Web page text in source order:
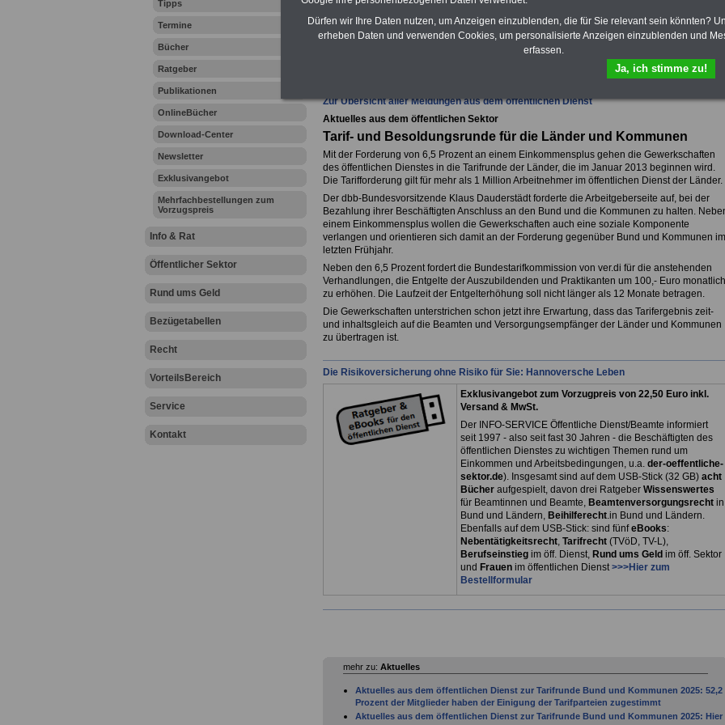
Tipps
Termine
Bücher
Ratgeber
Publikationen
OnlineBücher
Download-Center
Newsletter
Exklusivangebot
Mehrfachbestellungen zum
Vorzugspreis
Info & Rat
Öffentlicher Sektor
Rund ums Geld
Bezügetabellen
Recht
VorteilsBereich
Service
Kontakt
Ihr Berufsunfähigkeitsschutz - Für den Fall der Fälle: Hannoversche Leben
Zur Übersicht aller Meldungen aus dem öffentlichen Dienst
Aktuelles aus dem öffentlichen Sektor
Tarif- und Besoldungsrunde für die Länder und Kommunen
Mit der Forderung von 6,5 Prozent an einem Einkommensplus gehen die Gewerkschaften
des öffentlichen Dienstes in die Tarifrunde der Länder, die im Januar 2013 beginnen wird.
Die Tarifforderung gilt für mehr als 1 Million Arbeitnehmer im öffentlichen Dienst der Länder.
Der dbb-Bundesvorsitzende Klaus Dauderstädt forderte die Arbeitgeberseite auf, bei der
Bezahlung ihrer Beschäftigten Anschluss an den Bund und die Kommunen zu halten.
einem Einkommensplus wollen die Gewerkschaften auch eine soziale Komponente
verlangen und orientieren sich damit an der Forderung gegenüber Bund und Kommunen im
letzten Frühjahr.
Neben den 6,5 Prozent fordert die Bundestarifkommission von ver.di für die anstehenden
Verhandlungen, die Entgelte der Auszubildenden und Praktikanten um 100,- Euro monatlich
zu erhöhen. Die Laufzeit der Entgelterhöhung soll nicht länger als 12 Monate betragen.
Die Gewerkschaften unterstrichen schon jetzt ihre Erwartung, dass das Tarifergebnis zeit-
und inhaltsgleich auf die Beamten und Versorgungsempfänger der Länder und Kommunen
zu übertragen ist.
Die Risikoversicherung ohne Risiko für Sie: Hannoversche Leben
Exklusivangebot zum Vorzugpreis von 22,50 Euro inkl.
Versand & MwSt.
Der INFO-SERVICE Öffentliche Dienst/Beamte informiert
seit 1997 - also seit fast 30 Jahren - die Beschäftigten des
öffentlichen Dienstes zu wichtigen Themen rund um
Einkommen und Arbeitsbedingungen, u.a. der-oeffentliche-
sektor.de). Insgesamt sind auf dem USB-Stick (32 GB) acht
Bücher aufgespielt, davon drei Ratgeber Wissenswertes
für Beamtinnen und Beamte, Beamtenversorgungsrechtin
Bund und Ländern, Beihilferecht.in Bund und Ländern.
Ebenfalls auf dem USB-Stick: sind fünfeBooks:
Nebentätigkeitsrecht, Tarifrecht(TVöD, TV-L),
Berufseinstiegim öff. Dienst, Rund ums Geld im öff. Sektor
und Frauenim öffentlichen Dienst>>>Hier zum
Bestellformular
mehr zu: Aktuelles
Aktuelles aus dem öffentlichen Dienst zur Tarifrunde Bund und Kommunen 2025: 52,2
Prozent der Mitglieder haben der Einigung der Tarifparteien zugestimmt
Aktuelles aus dem öffentlichen Dienst zur Tarifrunde Bund und Kommunen 2025: Hier
Dürfen wir Ihre Daten nutzen, um Anzeigen einzublenden, die für Sie relevant sein könnten?
erheben Daten und verwenden Cookies, um personalisierte Anzeigen einzublenden und
erfassen.
Ja, ich stimme zu!